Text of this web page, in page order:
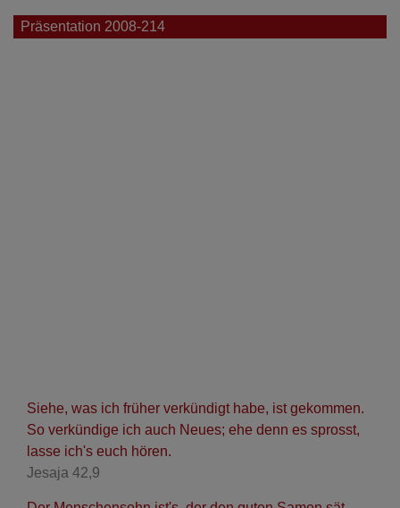
Präsentation 2008-214
Siehe, was ich früher verkündigt habe, ist gekommen.
So verkündige ich auch Neues; ehe denn es sprosst,
lasse ich's euch hören.
Jesaja 42,9